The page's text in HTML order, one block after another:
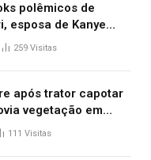
polêmicos de
esposa de Kanye
nua no Grammy
259 Visitas
após trator capotar
vegetação em
111 Visitas